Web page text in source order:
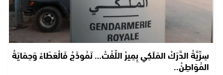
سِرِّيَّةْ الدَّرَكْ المَلَكِي بِمِيرْ اللِّفْتْ… نَمُوذَجْ فَالْعَطَاءْ وَحِمَايَةْ
المُوَاطِنْ..